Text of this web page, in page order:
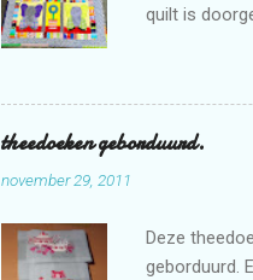
quilt is
theedoeken geborduurd.
november 29, 2011
Deze
geborduurd.